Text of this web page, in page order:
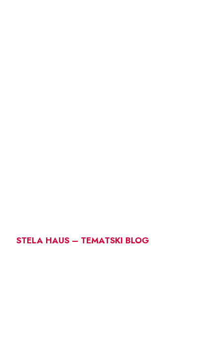
STELA HAUS – TEMATSKI BLOG